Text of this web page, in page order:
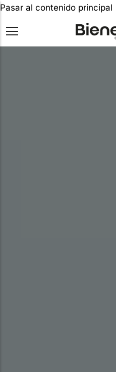
Pasar al contenido principal